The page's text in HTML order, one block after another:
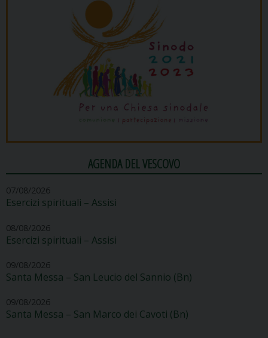
AGENDA DEL VESCOVO
07/08/2026
Esercizi spirituali – Assisi
08/08/2026
Esercizi spirituali – Assisi
09/08/2026
Santa Messa – San Leucio del Sannio (Bn)
09/08/2026
Santa Messa – San Marco dei Cavoti (Bn)